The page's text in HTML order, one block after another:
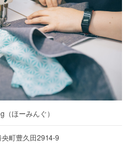
（ほーみんぐ）
町豊久田2914-9